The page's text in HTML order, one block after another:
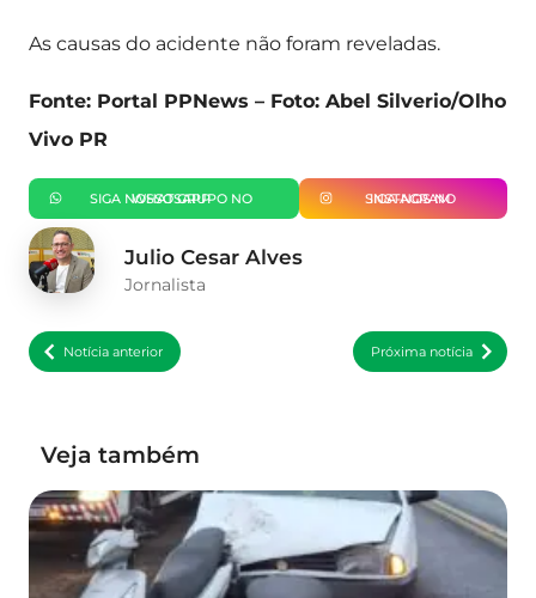
As causas do acidente não foram reveladas.
Fonte: Portal PPNews – Foto: Abel Silverio/Olho
Vivo PR
SIGA NOSSO GRUPO NO WHATSAPP SIGA-NOS NO INSTAGRAM
Julio Cesar Alves
Jornalista
Notícia anterior Próxima notícia
Veja também